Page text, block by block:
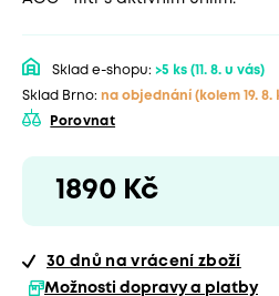
Sklad e-shopu: >5 ks (11. 8. u vás)
Sklad Brno: na objednání (kolem 19.
Porovnat
1890 Kč
30 dnů na vrácení zboží
Možnosti dopravy a platby